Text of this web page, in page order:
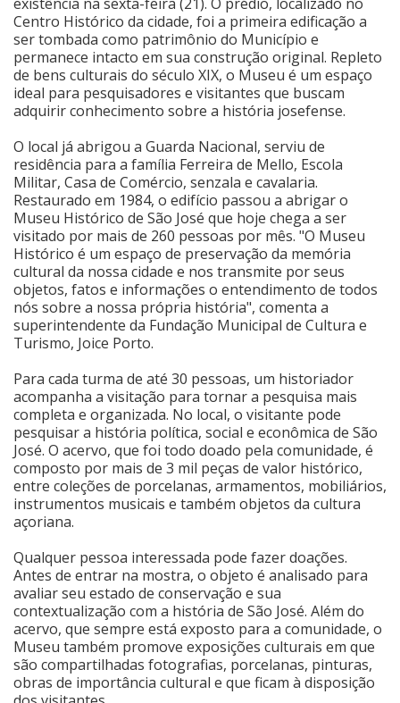
Centro Histórico da cidade, foi a primeira edificação a
ser tombada como patrimônio do Município e
permanece intacto em sua construção original. Repleto
de bens culturais do século XIX, o Museu é um espaço
ideal para pesquisadores e visitantes que buscam
adquirir conhecimento sobre a história josefense.
O local já abrigou a Guarda Nacional, serviu de
residência para a família Ferreira de Mello, Escola
Militar, Casa de Comércio, senzala e cavalaria.
Restaurado em 1984, o edifício passou a abrigar o
Museu Histórico de São José que hoje chega a ser
visitado por mais de 260 pessoas por mês. "O Museu
Histórico é um espaço de preservação da memória
cultural da nossa cidade e nos transmite por seus
objetos, fatos e informações o entendimento de todos
nós sobre a nossa própria história", comenta a
superintendente da Fundação Municipal de Cultura e
Turismo, Joice Porto.
Para cada turma de até 30 pessoas, um historiador
acompanha a visitação para tornar a pesquisa mais
completa e organizada. No local, o visitante pode
pesquisar a história política, social e econômica de São
José. O acervo, que foi todo doado pela comunidade, é
composto por mais de 3 mil peças de valor histórico,
entre coleções de porcelanas, armamentos, mobiliários,
instrumentos musicais e também objetos da cultura
açoriana.
Qualquer pessoa interessada pode fazer doações.
Antes de entrar na mostra, o objeto é analisado para
avaliar seu estado de conservação e sua
contextualização com a história de São José. Além do
acervo, que sempre está exposto para a comunidade, o
Museu também promove exposições culturais em que
são compartilhadas fotografias, porcelanas, pinturas,
obras de importância cultural e que ficam à disposição